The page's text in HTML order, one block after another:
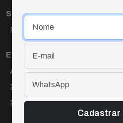
Sub-editora
Raquel Ayres
Equipe
Ana Lúcia Cortez
Eliane Hardy
Fernando Torres